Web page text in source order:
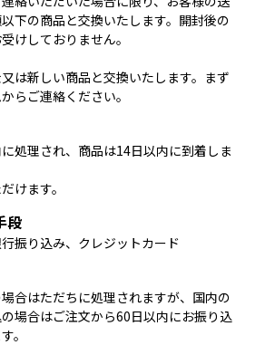
下の商品と交換いたします。開封後の
けしておりません。
は新しい商品と交換いたします。まず
らご連絡ください。
処理され、商品は14日以内に到着しま
けます。
段
振り込み、クレジットカード
合はただちに処理されますが、国内の
場合はご注文から60日以内にお振り込
。